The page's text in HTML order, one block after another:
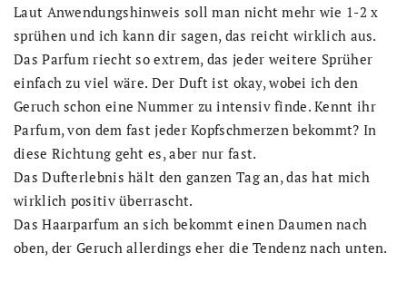
Laut Anwendungshinweis soll man nicht mehr wie 1-2 x
sprühen und ich kann dir sagen, das reicht wirklich aus.
Das Parfum riecht so extrem, das jeder weitere Sprüher
einfach zu viel wäre. Der Duft ist okay, wobei ich den
Geruch schon eine Nummer zu intensiv finde. Kennt ihr
Parfum, von dem fast jeder Kopfschmerzen bekommt? In
diese Richtung geht es, aber nur fast.
Das Dufterlebnis hält den ganzen Tag an, das hat mich
wirklich positiv überrascht.
Das Haarparfum an sich bekommt einen Daumen nach
oben, der Geruch allerdings eher die Tendenz nach unten.